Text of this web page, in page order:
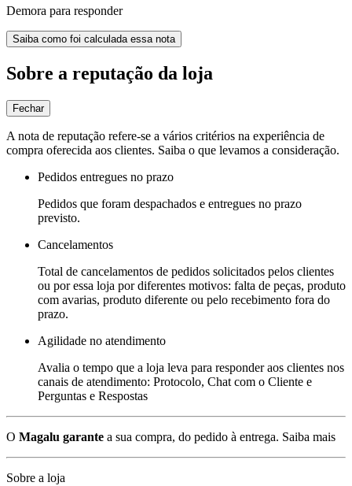
Demora para responder
Saiba como foi calculada essa nota
Sobre a reputação da loja
Fechar
A nota de reputação refere-se a vários critérios na experiência de
compra oferecida aos clientes. Saiba o que levamos a consideração.
Pedidos entregues no prazo
Pedidos que foram despachados e entregues no prazo
previsto.
Cancelamentos
Total de cancelamentos de pedidos solicitados pelos clientes
ou por essa loja por diferentes motivos: falta de peças, produto
com avarias, produto diferente ou pelo recebimento fora do
prazo.
Agilidade no atendimento
Avalia o tempo que a loja leva para responder aos clientes nos
canais de atendimento: Protocolo, Chat com o Cliente e
Perguntas e Respostas
O Magalu garante a sua compra, do pedido à entrega. Saiba mais
Sobre a loja